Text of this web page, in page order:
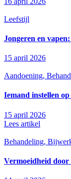
Leefstijl
Jongeren en
15 april 2026
Aandoening,
Iemand instellen op
15 april 2026
Lees artikel
Behandeling,
Vermoeidheid